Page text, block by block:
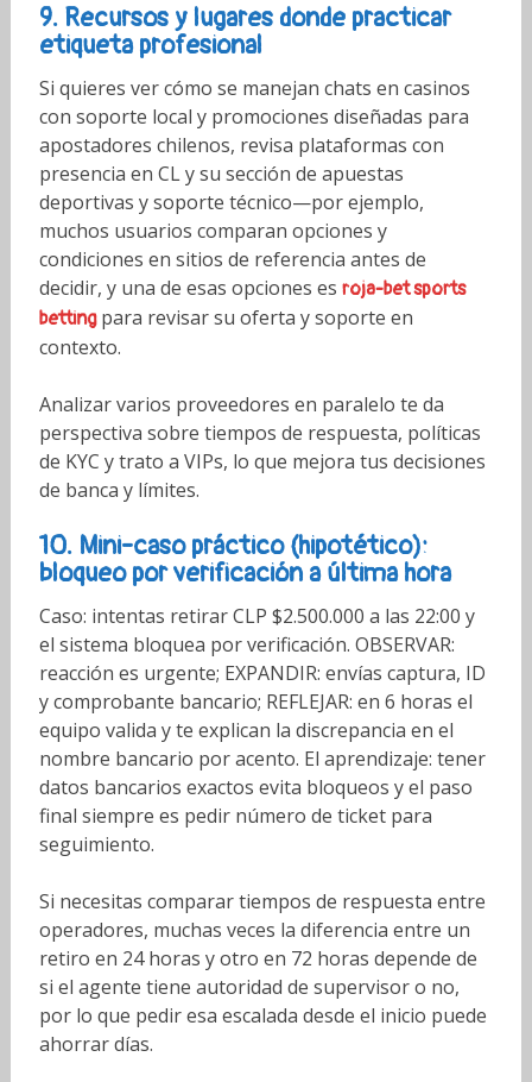
9. Recursos y lugares donde practicar
etiqueta profesional
Si quieres ver cómo se manejan chats en casinos
con soporte local y promociones diseñadas para
apostadores chilenos, revisa plataformas con
presencia en CL y su sección de apuestas
deportivas y soporte técnico—por ejemplo,
muchos usuarios comparan opciones y
condiciones en sitios de referencia antes de
decidir, y una de esas opciones es roja-bet sports
bettingpara revisar su oferta y soporte en
contexto.
Analizar varios proveedores en paralelo te da
perspectiva sobre tiempos de respuesta, políticas
de KYC y trato a VIPs, lo que mejora tus decisiones
de banca y límites.
10. Mini-caso práctico (hipotético):
bloqueo por verificación a última hora
Caso: intentas retirar CLP $2.500.000 a las 22:00 y
el sistema bloquea por verificación. OBSERVAR:
reacción es urgente; EXPANDIR: envías captura, ID
y comprobante bancario; REFLEJAR: en 6 horas el
equipo valida y te explican la discrepancia en el
nombre bancario por acento. El aprendizaje: tener
datos bancarios exactos evita bloqueos y el paso
final siempre es pedir número de ticket para
seguimiento.
Si necesitas comparar tiempos de respuesta entre
operadores, muchas veces la diferencia entre un
retiro en 24 horas y otro en 72 horas depende de
si el agente tiene autoridad de supervisor o no,
por lo que pedir esa escalada desde el inicio puede
ahorrar días.